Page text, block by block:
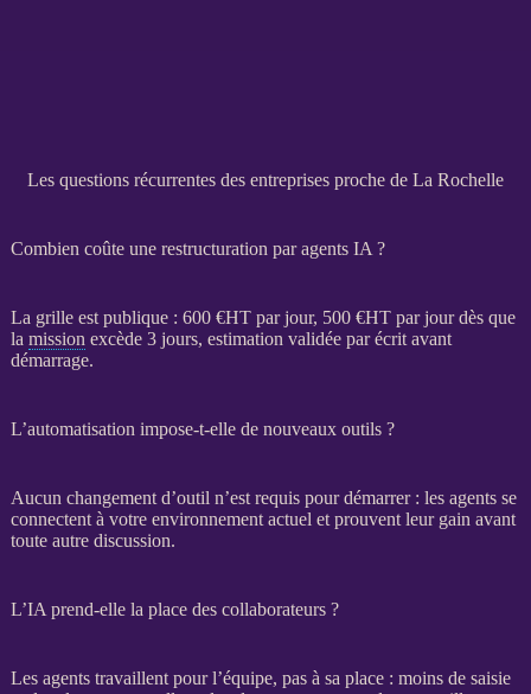
Les questions récurrentes des entreprises proche de La Rochelle
Combien coûte une restructuration par agents IA ?
La grille est publique : 600 €HTpar jour, 500 €HTpar jour dès que
la mission excède 3 jours, estimation validée par écrit avant
démarrage.
L’automatisation impose-t-elle de nouveaux outils ?
Aucun changement d’outil n’est requis pour démarrer : les agentsse
connectent à votre environnement actuel et prouvent leur gain avant
toute autre discussion.
L’IA prend-elle la place des collaborateurs ?
Les agentstravaillent pour l’équipe, pas à sa place : moins de saisie